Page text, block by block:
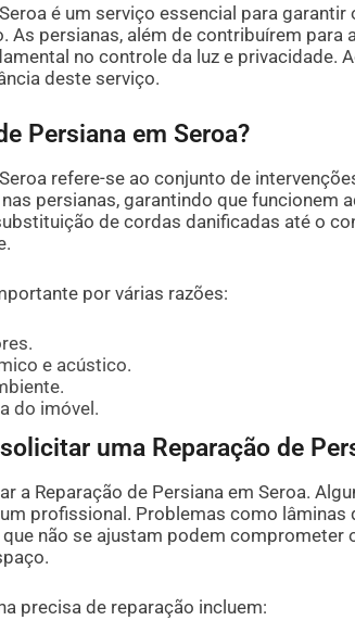
é um serviço essencial para garantir
As persianas, além de contribuírem para
no controle da luz e privacidade.
deste serviço.
Persiana em Seroa?
refere-se ao conjunto de
persianas, garantindo que funcionem
de cordas danificadas até o
por várias razões:
e acústico.
do imóvel.
uma Reparação de
a Reparação de Persiana em Seroa.
profissional. Problemas como lâminas
não se ajustam podem comprometer
precisa de reparação incluem: